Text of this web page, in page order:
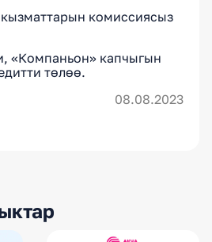
комиссиясыз
«Компаньон» капчыгын
төлөө.
08.08.2023